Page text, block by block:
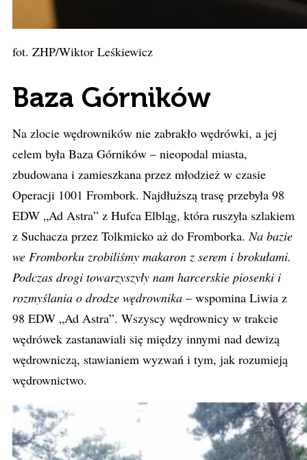
fot. ZHP/Wiktor Leśkiewicz
Baza Górników
Na zlocie wędrowników nie zabrakło wędrówki, a jej
celem była Baza Górników – nieopodal miasta,
zbudowana i zamieszkana przez młodzież w czasie
Operacji 1001 Frombork. Najdłuższą trasę przebyła 98
EDW „Ad Astra” z Hufca Elbląg, która ruszyła szlakiem
z Suchacza przez Tolkmicko aż do Fromborka.Na bazie
we Fromborku zrobiliśmy makaron z serem i brokułami.
Podczas drogi towarzyszyły nam harcerskie piosenki i
rozmyślania o drodze wędrownika – wspomina Liwia z
98 EDW „Ad Astra”. Wszyscy wędrownicy w trakcie
wędrówek zastanawiali się między innymi nad dewizą
wędrowniczą, stawianiem wyzwań i tym, jak rozumieją
wędrownictwo.